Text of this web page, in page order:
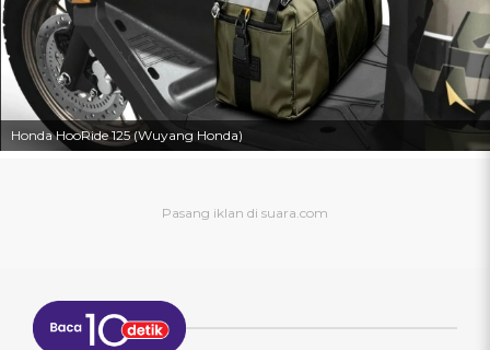
Honda HooRide 125 (Wuyang Honda)